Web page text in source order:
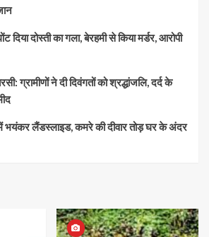
दिया दोस्ती का गला, बेरहमी से किया मर्डर, आरोपी
ग्रामीणों ने दी दिवंगतों को श्रद्धांजलि, दर्द के
लैंडस्लाइड, कमरे की दीवार तोड़ घर के अंदर